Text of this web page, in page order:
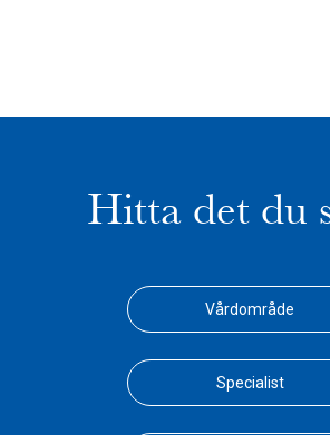
Hitta det du
Vårdområde
Specialist